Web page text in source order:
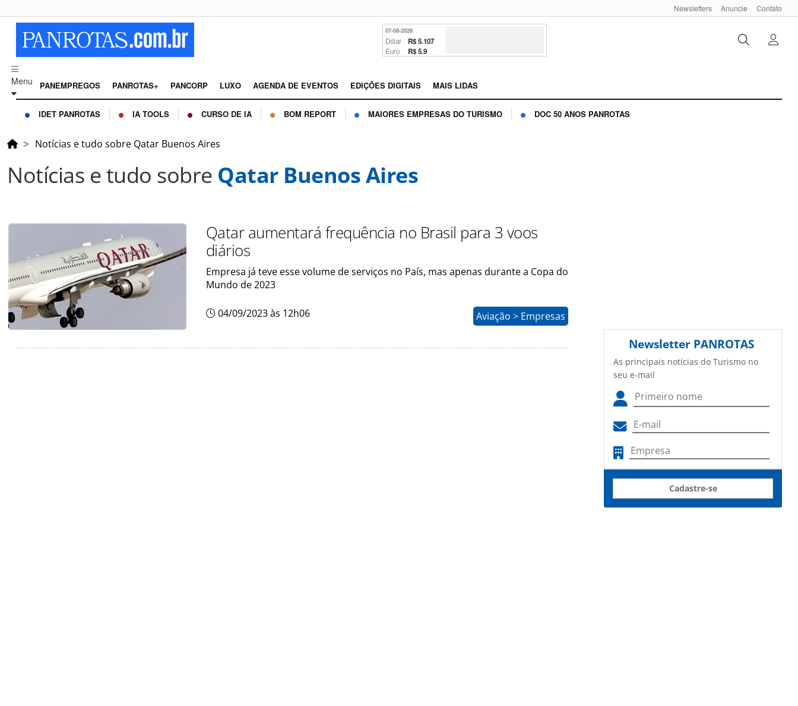
Newsletters Anuncie Contato
07-08-2026
Dólar R$ 5.107
Euro R$ 5.9
Menu PANEMPREGOS PANROTAS+ PANCORP LUXO AGENDA DE EVENTOS EDIÇÕES DIGITAIS MAIS LIDAS
IDET PANROTAS IA TOOLS CURSO DE IA BOM REPORT MAIORES EMPRESAS DO TURISMO DOC 50 ANOS PANROTAS
Notícias e tudo sobre Qatar Buenos Aires
Notícias e tudo sobre Qatar Buenos Aires
Qatar aumentará frequência no Brasil para 3 voos
diários
Empresa já teve esse volume de serviços no País, mas apenas durante a Copa do
Mundo de 2023
04/09/2023 às 12h06 Aviação > Empresas
Newsletter PANROTAS
As principais notícias do Turismo no
seu e-mail
Cadastre-se